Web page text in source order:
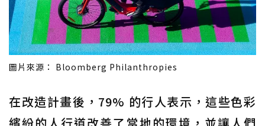
圖片來源： Bloomberg Philanthropies
在改造計畫後，79% 的行人表示，這些色彩